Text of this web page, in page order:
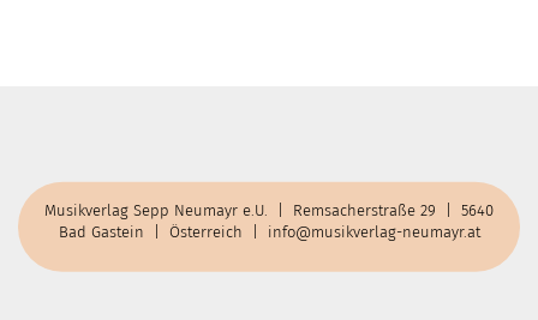
Musikverlag Sepp Neumayr e.U. | Remsacherstraße 29 | 5640
Bad Gastein | Österreich |
info@musikverlag-neumayr.at